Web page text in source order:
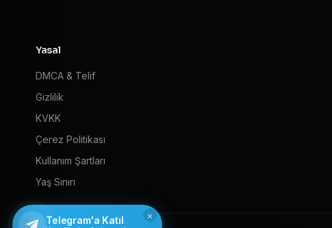
Yasal
DMCA & Telif
Gizlilik
KVKK
Çerez Politikası
Kullanım Şartları
Yaş Sınırı
Telegram'a Katıl ×